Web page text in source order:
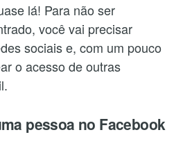
lá! Para não ser
você vai precisar
sociais e, com um pouco
o acesso de outras
pessoa no Facebook